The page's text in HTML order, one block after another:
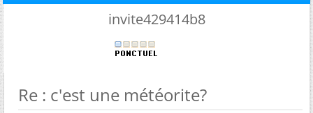
invite429414b8
Re : c'est une météorite?